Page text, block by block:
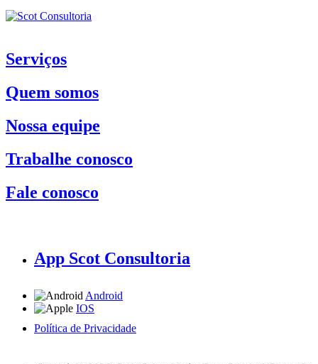
Serviços
Quem somos
Nossa equipe
Trabalhe conosco
Fale conosco
App Scot Consultoria
Android
IOS
Política de Privacidade